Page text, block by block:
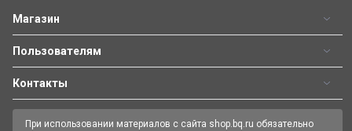
Магазин
Пользователям
Контакты
При использовании материалов с сайта shop.bq.ru обязательно